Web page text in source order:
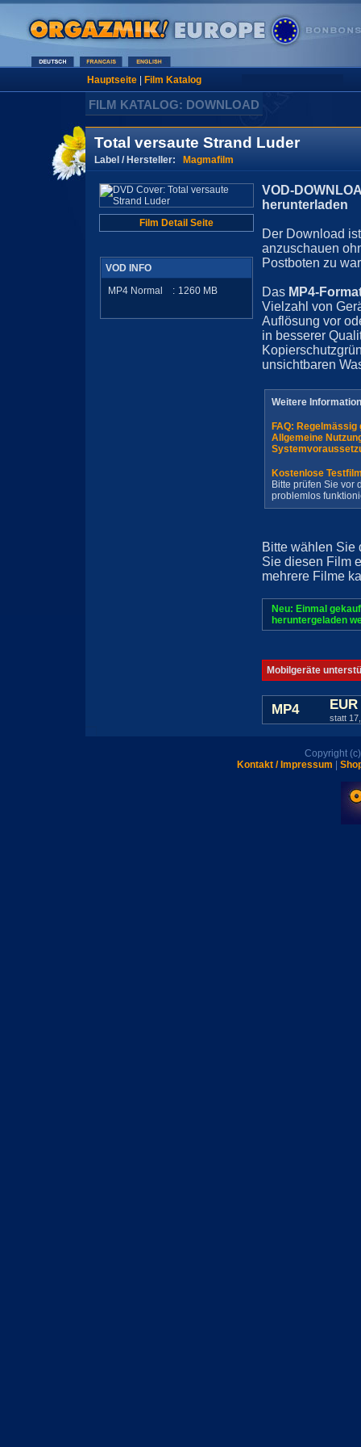
Hauptseite| Film Katalog
FILM KATALOG: DOWNLOAD
Total versaute Strand Luder
Label / Hersteller: Magmafilm
Film Detail Seite
VOD INFO
MP4 Normal
: 1260 MB
VOD-
herunterladen
Der Download
anzuschauen
Postboten zu
Das MP4-
Vielzahl von
Auflösung vor
in besserer
unsichtbaren
Weitere
FAQ:
Allgemeine
Kostenlose
Bitte prüfen Sie vor
problemlos
Bitte wählen Sie
Sie diesen Film
mehrere Filme
Neu: Einmal
heruntergeladen
Mobilgeräte
MP4
statt
Copyright
Kontakt / Impressum